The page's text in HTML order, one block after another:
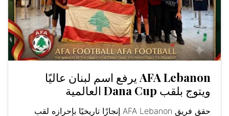
AFA Lebanon يرفع اسم لبنان عاليًا
ويتوج بلقب Dana Cup العالمية
حقق فريق AFA Lebanon إنجازًا تاريخيًا بإحرازه لقب